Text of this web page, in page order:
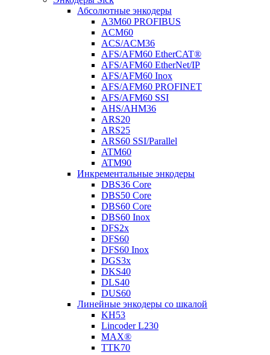
Абсолютные энкодеры
A3M60 PROFIBUS
ACM60
ACS/ACM36
AFS/AFM60 EtherCAT®
AFS/AFM60 EtherNet/IP
AFS/AFM60 Inox
AFS/AFM60 PROFINET
AFS/AFM60 SSI
AHS/AHM36
ARS20
ARS25
ARS60 SSI/Parallel
ATM60
ATM90
Инкрементальные энкодеры
DBS36 Core
DBS50 Core
DBS60 Core
DBS60 Inox
DFS2x
DFS60
DFS60 Inox
DGS3x
DKS40
DLS40
DUS60
Линейные энкодеры со шкалой
KH53
Lincoder L230
MAX®
TTK70